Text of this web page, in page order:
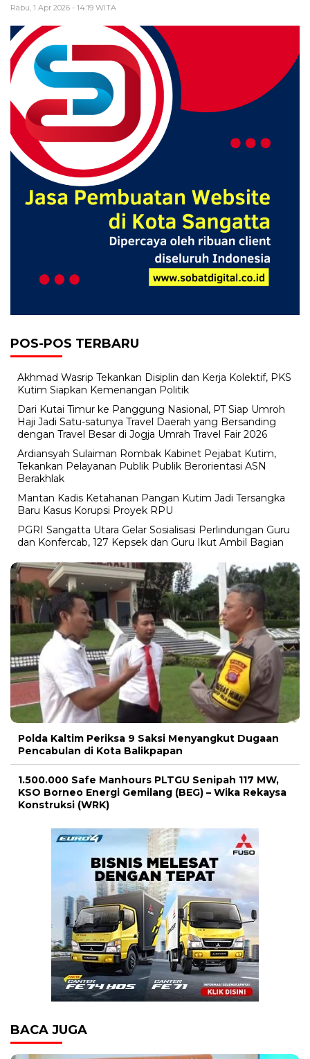
Rabu, 1 Apr 2026 - 14:19 WITA
POS-POS TERBARU
Akhmad Wasrip Tekankan Disiplin dan Kerja Kolektif, PKS
Kutim Siapkan Kemenangan Politik
Dari Kutai Timur ke Panggung Nasional, PT Siap Umroh
Haji Jadi Satu-satunya Travel Daerah yang Bersanding
dengan Travel Besar di Jogja Umrah Travel Fair 2026
Ardiansyah Sulaiman Rombak Kabinet Pejabat Kutim,
Tekankan Pelayanan Publik Publik Berorientasi ASN
Berakhlak
Mantan Kadis Ketahanan Pangan Kutim Jadi Tersangka
Baru Kasus Korupsi Proyek RPU
PGRI Sangatta Utara Gelar Sosialisasi Perlindungan Guru
dan Konfercab, 127 Kepsek dan Guru Ikut Ambil Bagian
Polda Kaltim Periksa 9 Saksi Menyangkut Dugaan
Pencabulan di Kota Balikpapan
1.500.000 Safe Manhours PLTGU Senipah 117 MW,
KSO Borneo Energi Gemilang (BEG) – Wika Rekaysa
Konstruksi (WRK)
BACA JUGA